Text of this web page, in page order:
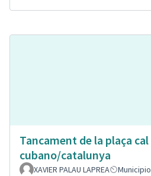
Tancament de la plaça cal
cubano/catalunya
XAVIER PALAU LAPREA Municipio